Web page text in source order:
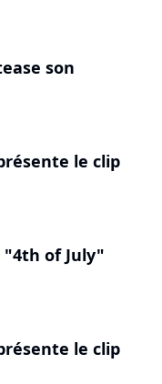
son
le clip
"4th of July"
le clip